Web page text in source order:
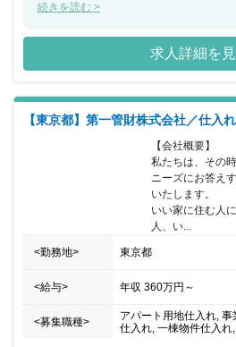
て、税理士や弁護士などの士業の方々と
続きを読む >
求人詳細を
【東京都】第一管財株式会社／仕入
【会社概要】
私たちは、その
ニーズにお答え
いたします。
いい家に住む人
人、い...
<勤務地> 東京都
<給与> 年収 360万円 ～
<募集職種>
アパート用地仕入れ,
仕入れ, 一棟物件仕入れ